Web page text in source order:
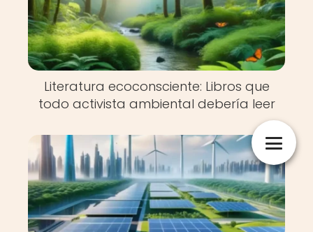
Literatura ecoconsciente: Libros que
todo activista ambiental debería leer